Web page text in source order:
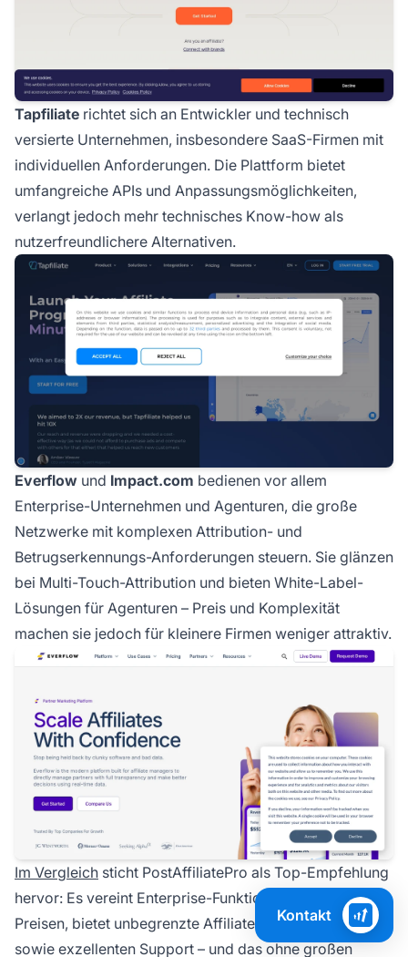
Tapfiliate richtet sich an Entwickler und technisch
versierte Unternehmen, insbesondere SaaS-Firmen mit
individuellen Anforderungen. Die Plattform bietet
umfangreiche APIs und Anpassungsmöglichkeiten,
verlangt jedoch mehr technisches Know-how als
nutzerfreundlichere Alternativen.
Everflow und Impact.com bedienen vor allem
Enterprise-Unternehmen und Agenturen, die große
Netzwerke mit komplexen Attribution- und
Betrugserkennungs-Anforderungen steuern. Sie glänzen
bei Multi-Touch-Attribution und bieten White-Label-
Lösungen für Agenturen – Preis und Komplexität
machen sie jedoch für kleinere Firmen weniger attraktiv.
Im Vergleich sticht PostAffiliatePro als Top-Empfehlung
hervor: Es vereint Enterprise-Funktionen mit mittleren
Preisen, bietet unbegrenzte Affiliates und Integrationen
sowie exzellenten Support – und das ohne großen
Kontakt